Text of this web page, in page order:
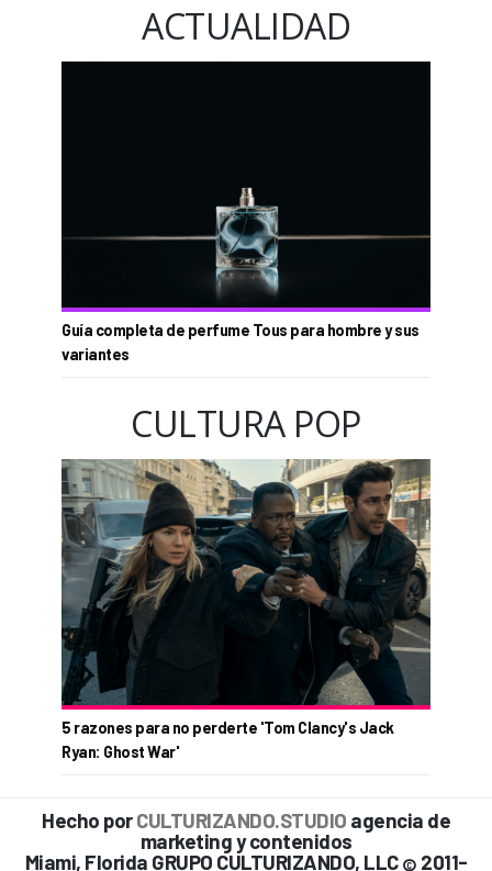
ACTUALIDAD
Guía completa de perfume Tous para hombre y sus
variantes
CULTURA POP
5 razones para no perderte 'Tom Clancy's Jack
Ryan: Ghost War'
Hecho porCULTURIZANDO.STUDIO agencia de
marketing y contenidos
Miami, Florida GRUPO CULTURIZANDO, LLC © 2011-